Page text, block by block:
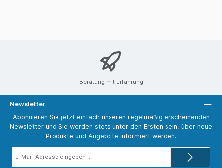
Beratung mit Erfahrung
Newsletter
Abonnieren Sie jetzt einfach unseren regelmäßig erscheinenden
Newsletter und Sie werden stets unter den Ersten sein, über neue
Produkte und Angebote informiert werden.